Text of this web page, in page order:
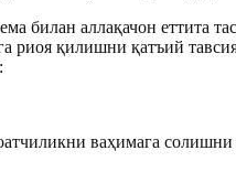
аллақачон еттита
риоя қилишни қатъий
ваҳимага